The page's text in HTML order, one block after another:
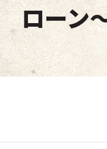
ローン